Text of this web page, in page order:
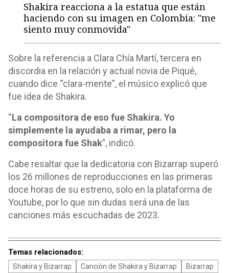
Shakira reacciona a la estatua que están
haciendo con su imagen en Colombia: "me
siento muy conmovida"
Sobre la referencia a Clara Chía Martí, tercera en
discordia en la relación y actual novia de Piqué,
cuando dice “clara-mente”, el músico explicó que
fue idea de Shakira.
“La compositora de eso fue Shakira. Yo
simplemente la ayudaba a rimar, pero la
compositora fue Shak”, indicó.
Cabe resaltar que la dedicatoria con Bizarrap superó
los 26 millones de reproducciones en las primeras
doce horas de su estreno, solo en la plataforma de
Youtube, por lo que sin dudas será una de las
canciones más escuchadas de 2023.
Temas relacionados:
Shakira y Bizarrap Canción de Shakira y Bizarrap Bizarrap